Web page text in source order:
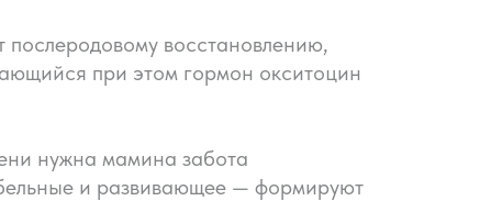
послеродовому восстановлению,
при этом гормон окситоцин
нужна мамина забота
и развивающее — формируют